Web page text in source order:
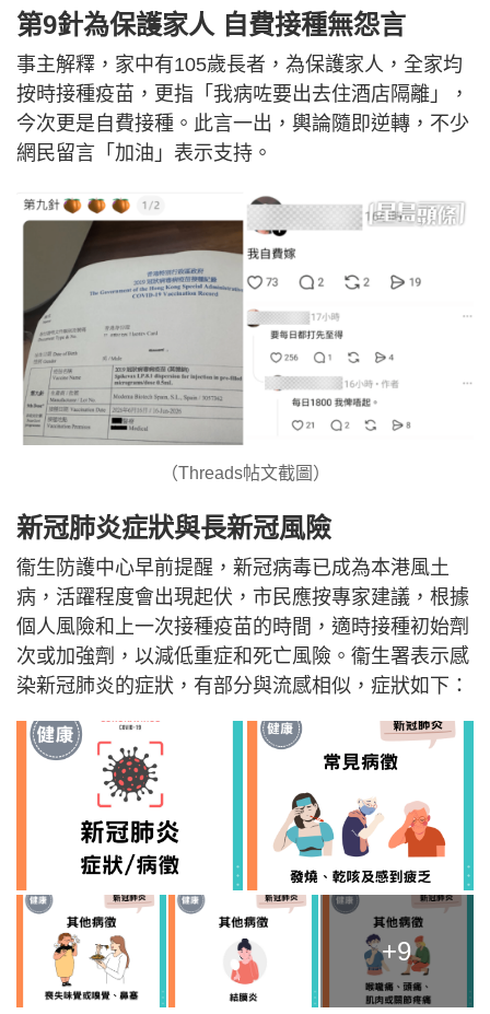
第9針為保護家人 自費接種無怨言
事主解釋，家中有105歲長者，為保護家人，全家均
按時接種疫苗，更指「我病咗要出去住酒店隔離」，
今次更是自費接種。此言一出，輿論隨即逆轉，不少
網民留言「加油」表示支持。
（Threads帖文截圖）
新冠肺炎症狀與長新冠風險
衞生防護中心早前提醒，新冠病毒已成為本港風土
病，活躍程度會出現起伏，市民應按專家建議，根據
個人風險和上一次接種疫苗的時間，適時接種初始劑
次或加強劑，以減低重症和死亡風險。衞生署表示感
染新冠肺炎的症狀，有部分與流感相似，症狀如下：
+9